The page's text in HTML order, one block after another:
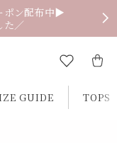
ポン配布中▶
た／
GUIDE TOPS